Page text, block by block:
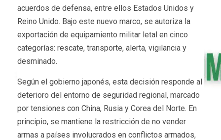
acuerdos de defensa, entre ellos Estados Unidos y
Reino Unido. Bajo este nuevo marco, se autoriza la
exportación de equipamiento militar letal en cinco
categorías: rescate, transporte, alerta, vigilancia y
desminado.
Según el gobierno japonés, esta decisión responde al
deterioro del entorno de seguridad regional, marcado
por tensiones con China, Rusia y Corea del Norte. En
principio, se mantiene la restricción de no vender
armas a países involucrados en conflictos armados,